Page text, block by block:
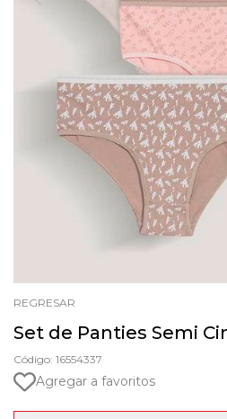
REGRESAR
Set de Panties Semi
Código: 16554337
Agregar a favoritos